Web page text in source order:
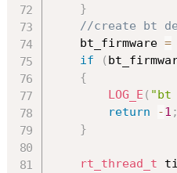
}
//create bt
    bt_firmware
=
if
(
{
LOG_E ( "bt
return
-1 ;
}
rt_thread_t